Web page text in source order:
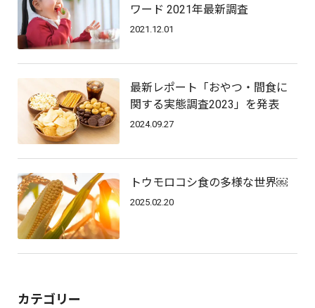
ワード 2021年最新調査
2021.12.01
最新レポート「おやつ・間食に
関する実態調査2023」を発表
2024.09.27
トウモロコシ食の多様な世界￼
2025.02.20
カテゴリー